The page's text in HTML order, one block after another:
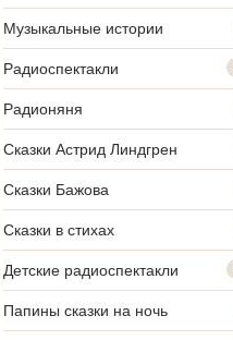
Музыкальные истории
Радиоспектакли
Радионяня
Сказки Астрид Линдгрен
Сказки Бажова
Сказки в стихах
Детские радиоспектакли
Папины сказки на ночь